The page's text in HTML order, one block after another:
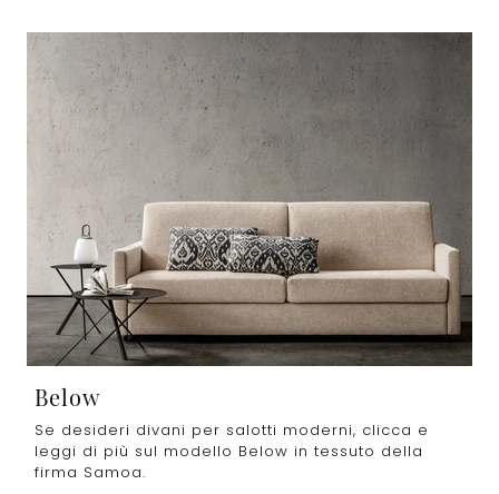
Below
Se desideri divani per salotti moderni, clicca e
leggi di più sul modello Below in tessuto della
firma Samoa.